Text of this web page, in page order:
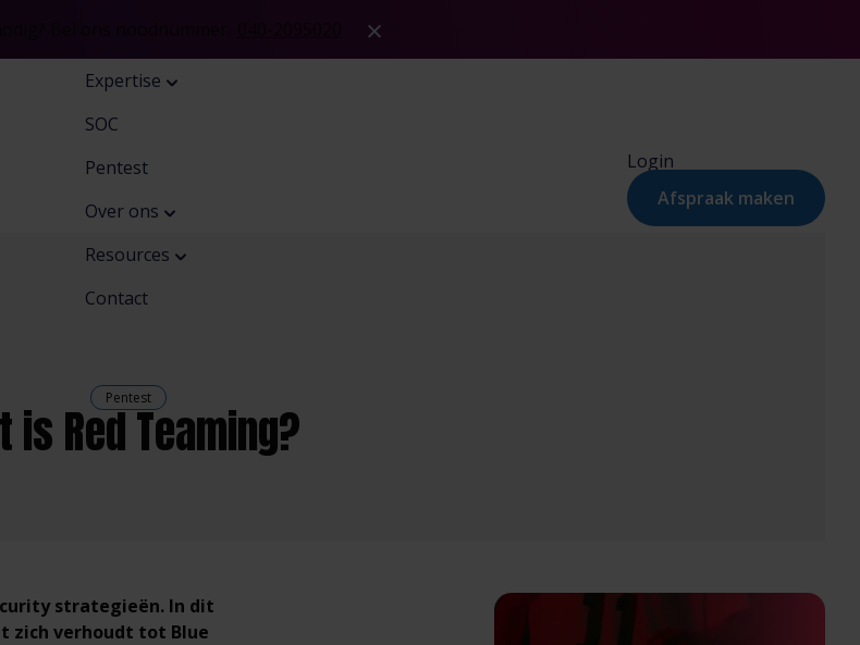
Expertise
SOC
Pentest
Over ons
Resources
Contact
Login
Afspraak maken
Pentest
is Red Teaming?
strategieën. In dit
zich verhoudt tot Blue